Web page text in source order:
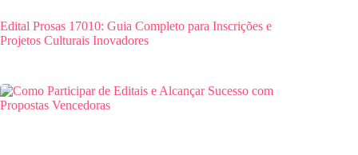
Edital Prosas 17010: Guia Completo para Inscrições e
Projetos Culturais Inovadores